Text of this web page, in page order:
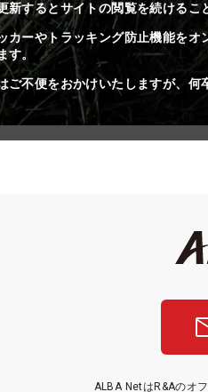
新するとサイトの閲覧を続けるこ
カーやトラッキング防止機能をオ
す。
ご不便をおかけいたしますが、何
ALBA NetはR&Aのオ